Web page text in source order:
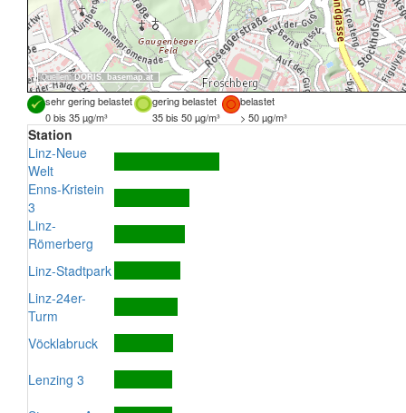
Quellen:DORIS, basemap.at
sehr gering belastet gering belastet
belastet
0 bis 35 µg/m³
35 bis 50 µg/m³ > 50 µg/m³
Station
Linz-Neue
Welt
Enns-Kristein
3
Linz-
Römerberg
Linz-Stadtpark
Linz-24er-
Turm
Vöcklabruck
Lenzing 3